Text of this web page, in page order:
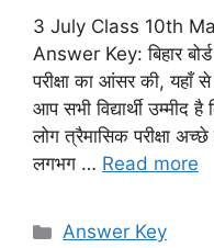
3 July Class 10th
Answer Key: बिहार
परीक्षा का आंसर की, यहाँ
आप सभी विद्यार्थी
लोग त्रैमासिक परीक्षा
लगभग … Read more
Categories
Answer Key